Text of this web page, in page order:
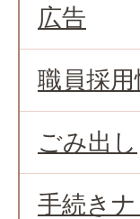
広告
職員採用
ごみ出し
手続き